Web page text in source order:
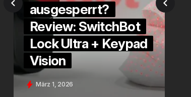
ausgesperrt?
Review: SwitchBot
Lock Ultra + Keypad
Vision
März 1, 2026